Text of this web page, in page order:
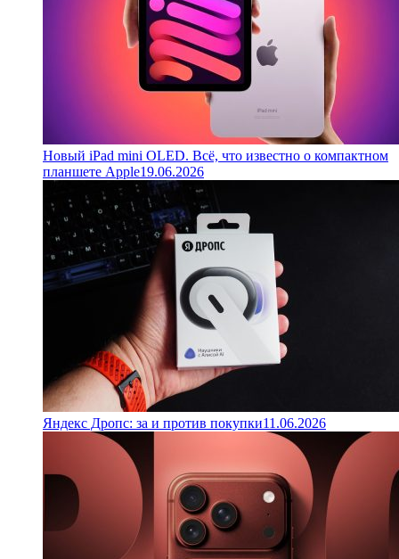
Новый iPad mini OLED. Всё, что известно о компактном
планшете Apple19.06.2026
Яндекс Дропс: за и против покупки11.06.2026